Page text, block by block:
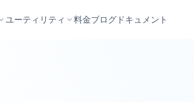
ユーティリティ 料金ブログ ドキュメント